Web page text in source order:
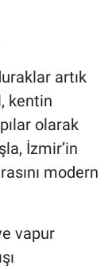
artık
kentin
olarak
İzmir’in
modern
vapur